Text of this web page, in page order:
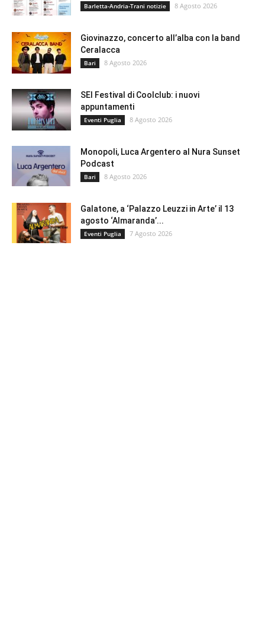
Barletta-Andria-Trani notizie 8 Agosto 2026
Giovinazzo, concerto all’alba con la band
Ceralacca
Bari 8 Agosto 2026
SEI Festival di Coolclub: i nuovi
appuntamenti
Eventi Puglia 8 Agosto 2026
Monopoli, Luca Argentero al Nura Sunset
Podcast
Bari 8 Agosto 2026
Galatone, a ‘Palazzo Leuzzi in Arte’ il 13
agosto ‘Almaranda’...
Eventi Puglia 7 Agosto 2026